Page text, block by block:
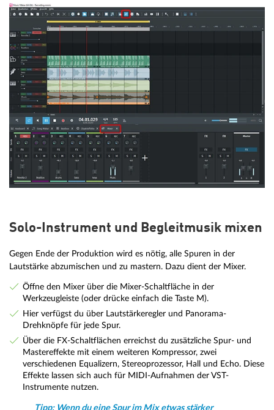
Solo-Instrument und Begleitmusik mixen
Gegen Ende der Produktion wird es nötig, alle Spuren in der
Lautstärke abzumischen und zu mastern. Dazu dient der Mixer.
Öffne den Mixer über die Mixer-Schaltfläche in der
Werkzeugleiste (oder drücke einfach die Taste M).
Hier verfügst du über Lautstärkeregler und Panorama-
Drehknöpfe für jede Spur.
Über die FX-Schaltflächen erreichst du zusätzliche Spur- und
Mastereffekte mit einem weiteren Kompressor, zwei
verschiedenen Equalizern, Stereoprozessor, Hall und Echo. Diese
Effekte lassen sich auch für MIDI-Aufnahmen der VST-
Instrumente nutzen.
Tipp: Wenn du eine Spur im Mix etwas stärker